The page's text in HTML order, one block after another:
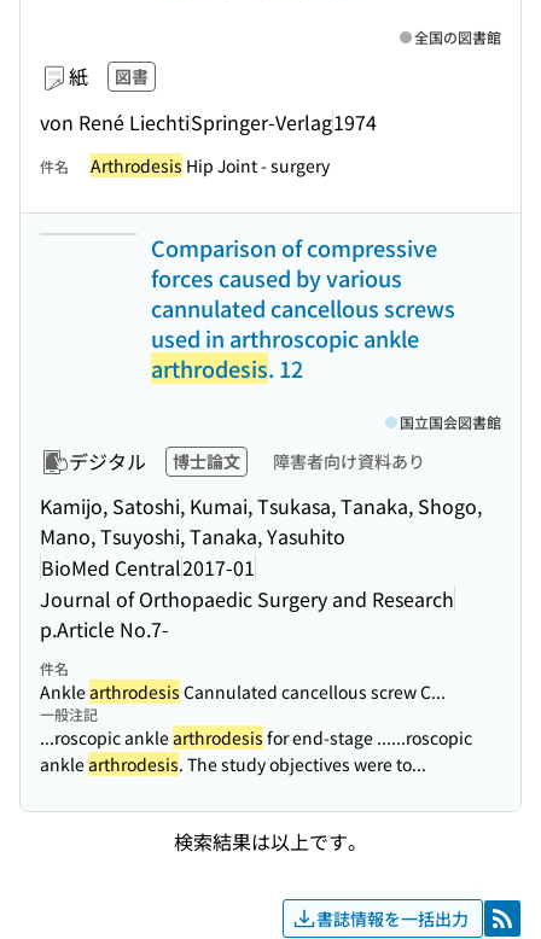
紙 図書
von René LiechtiSpringer-Verlag1974
全国の図書館
件名 Arthrodesis Hip Joint - surgery
Comparison of compressive
forces caused by various
cannulated cancellous screws
used in arthroscopic ankle
arthrodesis. 12
デジタル 博士論文 障害者向け資料あり
Kamijo, Satoshi, Kumai, Tsukasa, Tanaka, Shogo,
Mano, Tsuyoshi, Tanaka, Yasuhito
BioMed Central2017-01
Journal of Orthopaedic Surgery and Research
p.Article No.7-
国立国会図書館
件名
Anklearthrodesis Cannulated cancellous screw C...
一般注記
...roscopic anklearthrodesis for end-stage ......roscopic
anklearthrodesis. The study objectives were to...
検索結果は以上です。
書誌情報を一括出力 RSS